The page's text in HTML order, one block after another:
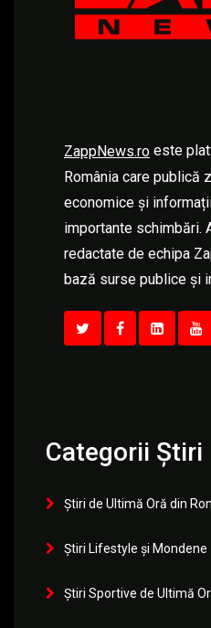
ZappNews.ro este
România care publică
economice și
importante schimbări.
redactate de echipa
bază surse publice și
Categorii Știri
Știri de Ultimă Oră din
Știri Lifestyle și Mondene
Știri Sportive de Ultimă